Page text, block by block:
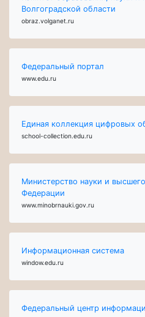
Волгоградской области
obraz.volganet.ru
Федеральный портал
www.edu.ru
Единая коллекция цифровых
school-collection.edu.ru
Министерство науки и
Федерации
www.minobrnauki.gov.ru
Информационная система
window.edu.ru
Федеральный центр